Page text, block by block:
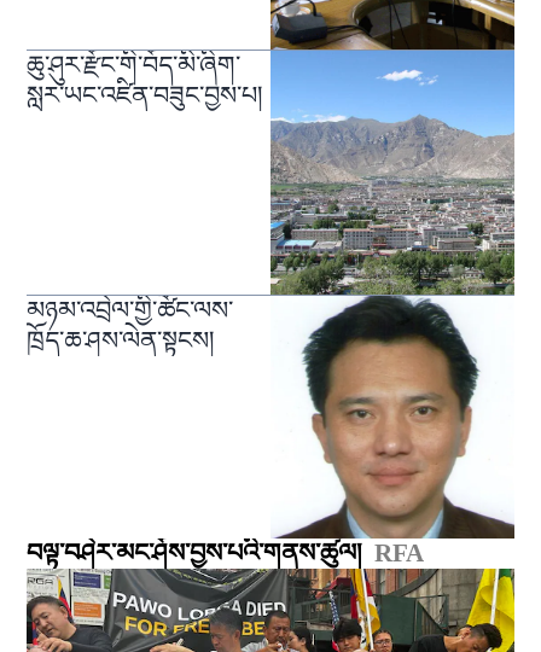
ཆུ་ཤུར་རྫོང་གི་བོད་མི་ཞིག་
སླར་ཡང་འཛིན་བཟུང་བྱས་པ།
མཉམ་འབྲེལ་གྱི་ཚོང་ལས་
ཁྲོད་ཆ་ཤས་ལེན་སྟངས།
བལྟ་བཤེར་མང་ཤོས་བྱས་པའི་གནས་ཚུལ། RFA